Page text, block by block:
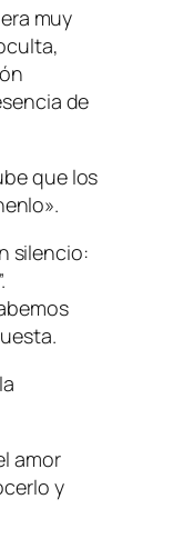
muy
de
que los
silencio:
amor
y